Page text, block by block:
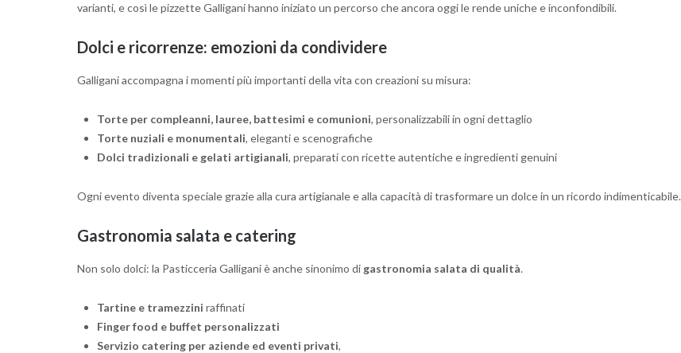
varianti, e così le pizzette Galligani hanno iniziato un percorso che ancora oggi le rende uniche e inconfondibili.
Dolci e ricorrenze: emozioni da condividere
Galligani accompagna i momenti più importanti della vita con creazioni su misura:
Torte per compleanni, lauree, battesimi e comunioni, personalizzabili in ogni dettaglio
Torte nuziali e monumentali, eleganti e scenografiche
Dolci tradizionali e gelati artigianali, preparati con ricette autentiche e ingredienti genuini
Ogni evento diventa speciale grazie alla cura artigianale e alla capacità di trasformare un dolce in un ricordo indimenticabile.
Gastronomia salata e catering
Non solo dolci: la Pasticceria Galligani è anche sinonimo di gastronomia salata di qualità.
Tartine e tramezzini raffinati
Finger food e buffet personalizzati
Servizio catering per aziende ed eventi privati,